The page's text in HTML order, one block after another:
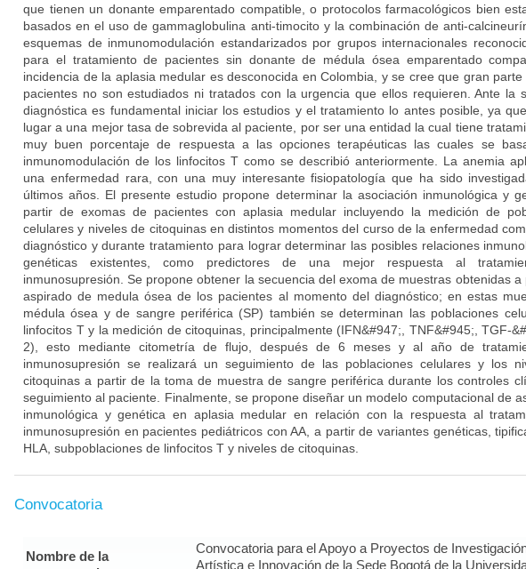
que tienen un donante emparentado compatible, o protocolos farmacológicos bien
basados en el uso de gammaglobulina anti-timocito y la combinación de anti-
esquemas de inmunomodulación estandarizados por grupos internacionales
para el tratamiento de pacientes sin donante de médula ósea emparentado
incidencia de la aplasia medular es desconocida en Colombia, y se cree que gran parte
pacientes no son estudiados ni tratados con la urgencia que ellos requieren. Ante la
diagnóstica es fundamental iniciar los estudios y el tratamiento lo antes posible, ya
lugar a una mejor tasa de sobrevida al paciente, por ser una entidad la cual tiene
muy buen porcentaje de respuesta a las opciones terapéuticas las cuales se
inmunomodulación de los linfocitos T como se describió anteriormente. La anemia
una enfermedad rara, con una muy interesante fisiopatología que ha sido
últimos años. El presente estudio propone determinar la asociación inmunológica y
partir de exomas de pacientes con aplasia medular incluyendo la medición de
celulares y niveles de citoquinas en distintos momentos del curso de la enfermedad
diagnóstico y durante tratamiento para lograr determinar las posibles relaciones
genéticas existentes, como predictores de una mejor respuesta al
inmunosupresión. Se propone obtener la secuencia del exoma de muestras obtenidas a
aspirado de medula ósea de los pacientes al momento del diagnóstico; en estas
médula ósea y de sangre periférica (SP) también se determinan las poblaciones
linfocitos T y la medición de citoquinas, principalmente (IFN&#947;, TNF&#945;, TGF-
2), esto mediante citometría de flujo, después de 6 meses y al año de
inmunosupresión se realizará un seguimiento de las poblaciones celulares y los
citoquinas a partir de la toma de muestra de sangre periférica durante los controles
seguimiento al paciente. Finalmente, se propone diseñar un modelo computacional de
inmunológica y genética en aplasia medular en relación con la respuesta al
inmunosupresión en pacientes pediátricos con AA, a partir de variantes genéticas,
HLA, subpoblaciones de linfocitos T y niveles de citoquinas.
Convocatoria
Nombre de la
Convocatoria para el Apoyo a Proyectos de
Artística e Innovación de la Sede Bogotá de la